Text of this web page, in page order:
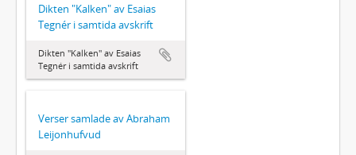
Dikten "Kalken" av Esaias
Tegnér i samtida avskrift
Dikten "Kalken" av Esaias
Tegnér i samtida avskrift
Verser samlade av Abraham
Leijonhufvud